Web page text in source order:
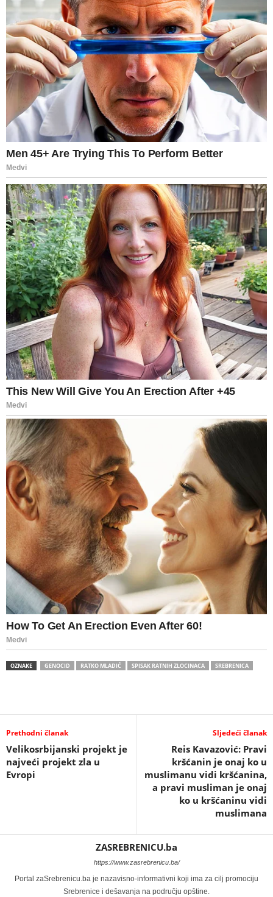
OZNAKE GENOCID RATKO MLADIĆ SPISAK RATNIH ZLOCINACA SREBRENICA
Prethodni članak
Velikosrbijanski projekt je
najveći projekt zla u
Evropi
Sljedeći članak
Reis Kavazović: Pravi
kršćanin je onaj ko u
muslimanu vidi kršćanina,
a pravi musliman je onaj
ko u kršćaninu vidi
muslimana
ZASREBRENICU.ba
https://www.zasrebrenicu.ba/
Portal zaSrebrenicu.ba je nazavisno-informativni koji ima za cilj promociju
Srebrenice i dešavanja na području opštine.